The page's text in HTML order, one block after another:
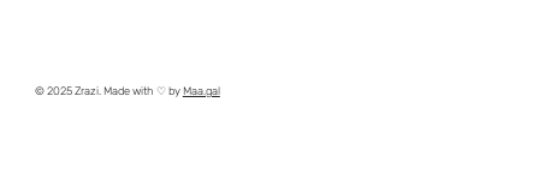
© 2025 Zrazi. Made with ♡ byMaa.gal